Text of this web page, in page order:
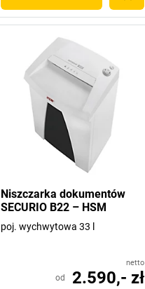
Niszczarka dokumentów
SECURIO B22 – HSM
poj. wychwytowa 33 l
netto
od 2.590,- zł